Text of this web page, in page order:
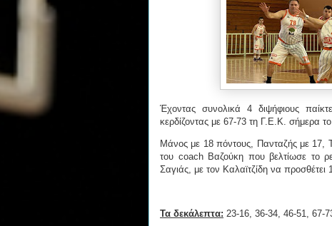
Έχοντας συνολικά 4 διψήφιους
κερδίζοντας με 67-73 τη Γ.Ε.Κ. σήμερα το
Μάνος με 18 πόντους, Πανταζής με 17,
του coach Βαζούκη που βελτίωσε το
Σαγιάς, με τον Καλαϊτζίδη να
Τα δεκάλεπτα: 23-16, 36-34, 46-51, 67-